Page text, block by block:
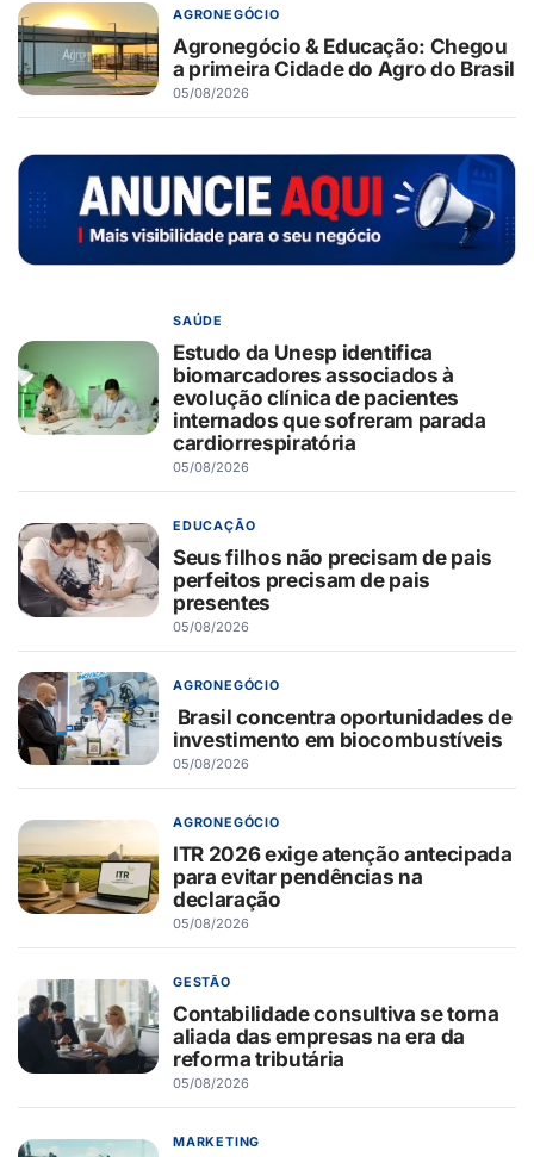
AGRONEGÓCIO
Agronegócio & Educação: Chegou
a primeira Cidade do Agro do Brasil
05/08/2026
SAÚDE
Estudo da Unesp identifica
biomarcadores associados à
evolução clínica de pacientes
internados que sofreram parada
cardiorrespiratória
05/08/2026
EDUCAÇÃO
Seus filhos não precisam de pais
perfeitos precisam de pais
presentes
05/08/2026
AGRONEGÓCIO
Brasil concentra oportunidades de
investimento em biocombustíveis
05/08/2026
AGRONEGÓCIO
ITR 2026 exige atenção antecipada
para evitar pendências na
declaração
05/08/2026
GESTÃO
Contabilidade consultiva se torna
aliada das empresas na era da
reforma tributária
05/08/2026
MARKETING